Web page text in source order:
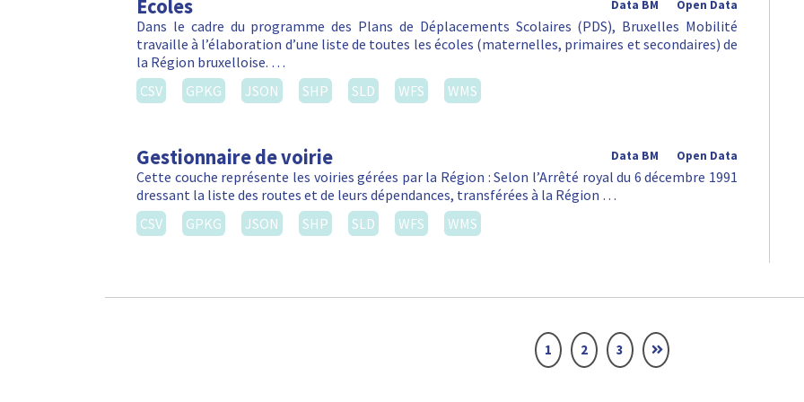
Ecoles Open Data
Data BM
Dans le cadre du programme des Plans de Déplacements Scolaires (PDS), Bruxelles Mobilité
travaille à l’élaboration d’une liste de toutes les écoles (maternelles, primaires et secondaires) de
la Région bruxelloise. …
CSV
GPKG JSON SHP SLD WFS WMS
Gestionnaire de voirie Open Data
Data BM
Cette couche représente les voiries gérées par la Région : Selon l’Arrêté royal du 6 décembre 1991
dressant la liste des routes et de leurs dépendances, transférées à la Région …
CSV
GPKG JSON SHP SLD WFS WMS
1 2 3